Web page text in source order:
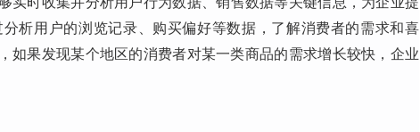
析用户的浏览记录、购买偏好等数据，了解消费者的需求和喜
如果发现某个地区的消费者对某一类商品的需求增长较快，企业